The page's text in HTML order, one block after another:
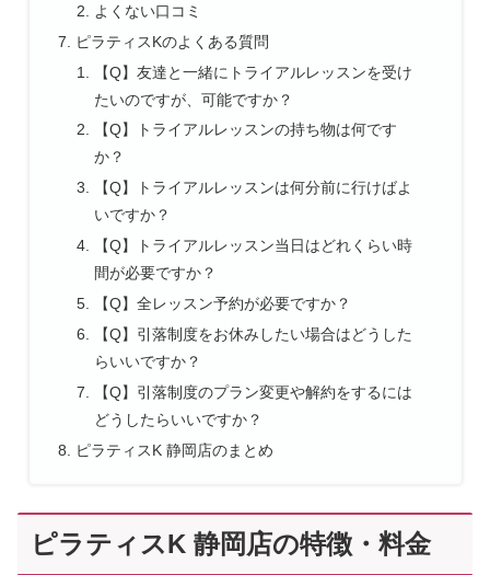
よくない口コミ
ピラティスKのよくある質問
【Q】友達と一緒にトライアルレッスンを受け
たいのですが、可能ですか？
【Q】トライアルレッスンの持ち物は何です
か？
【Q】トライアルレッスンは何分前に行けばよ
いですか？
【Q】トライアルレッスン当日はどれくらい時
間が必要ですか？
【Q】全レッスン予約が必要ですか？
【Q】引落制度をお休みしたい場合はどうした
らいいですか？
【Q】引落制度のプラン変更や解約をするには
どうしたらいいですか？
ピラティスK 静岡店のまとめ
ピラティスK 静岡店の特徴・料金